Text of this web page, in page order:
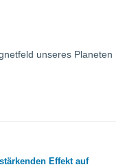
unseres Planeten
Effekt auf